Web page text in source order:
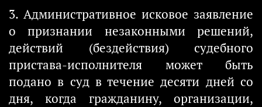
3. Административное исковое заявление
о признании незаконными решений,
действий (бездействия) судебного
пристава-исполнителя может быть
подано в суд в течение десяти дней со
дня, когда гражданину, организации,